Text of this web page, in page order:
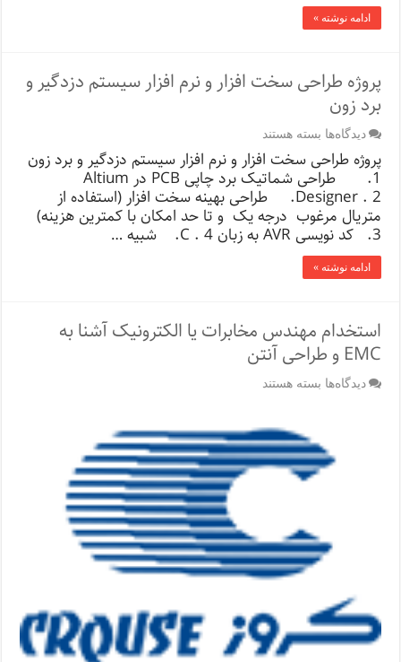
ادامه نوشته »
پروژه طراحی سخت افزار و نرم افزار سیستم دزدگیر و
برد زون
دیدگاه‌ها برای
طراحی
سخت
افزار
و
نرم
افزار
سیستم
دزدگیر
بسته هستند
پروژه طراحی سخت افزار و نرم افزار سیستم دزدگیر و برد زون
1. طراحی شماتیک برد چاپی PCB در Altium
Designer . 2. طراحی بهینه سخت افزار (استفاده از
متریال مرغوب درجه یک و تا حد امکان با کمترین هزینه)
3. کد نویسی AVR به زبان C . 4. شبیه …
ادامه نوشته »
استخدام مهندس مخابرات یا الکترونیک آشنا به
EMC و طراحی آنتن
دیدگاه‌ها برای
مخابرات
یا
الکترونیک
آشنا
طراحی
آنتن
بسته هستند